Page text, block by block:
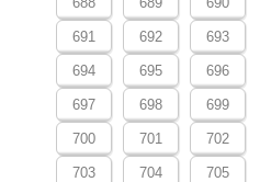
691 692 693
694 695 696
697 698 699
700 701 702
703 704 705